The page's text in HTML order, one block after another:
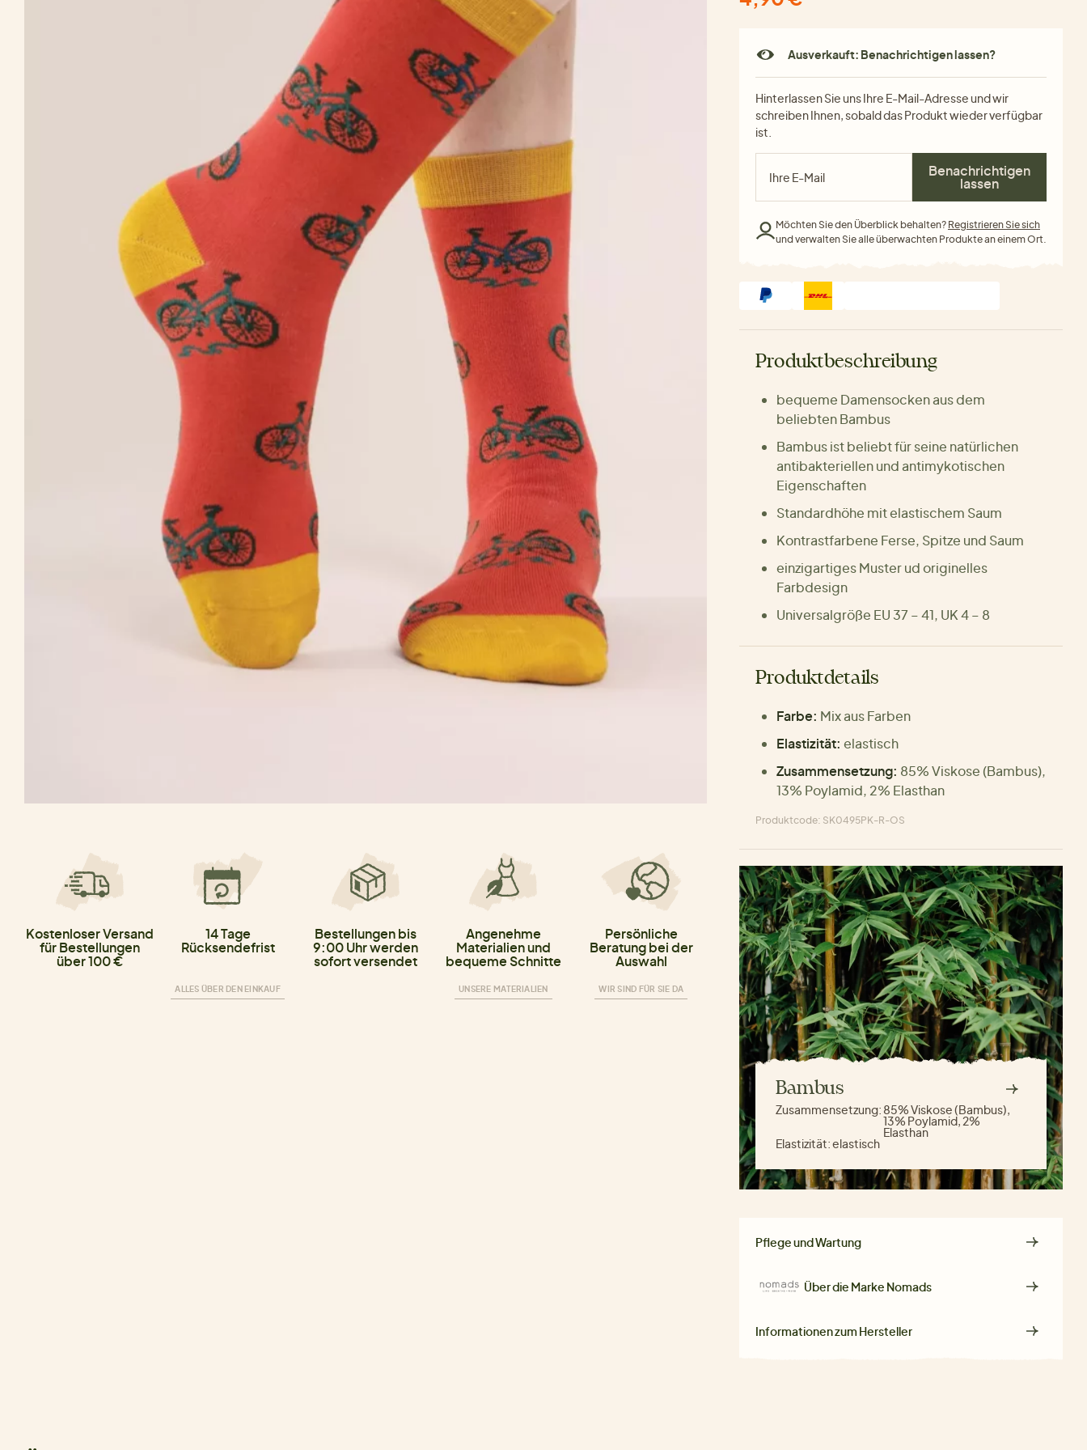
Kostenloser Versand
für Bestellungen
über 100 €
14 Tage
Rücksendefrist
ALLES ÜBER DEN EINKAUF
Bestellungen bis
9:00 Uhr werden
sofort versendet
Angenehme
Materialien und
bequeme Schnitte
UNSERE MATERIALIEN
Persönliche
Beratung bei der
Auswahl
WIR SIND FÜR SIE DA
Ausverkauft: Benachrichtigen lassen?
Hinterlassen Sie uns Ihre E-Mail-Adresse und wir
schreiben Ihnen, sobald das Produkt wieder verfügbar
ist.
Benachrichtigen
lassen
Möchten Sie den Überblick behalten? Registrieren Sie sich
und verwalten Sie alle überwachten Produkte an einem Ort.
Produktbeschreibung
bequeme Damensocken aus dem
beliebten Bambus
Bambus ist beliebt für seine natürlichen
antibakteriellen und antimykotischen
Eigenschaften
Standardhöhe mit elastischem Saum
Kontrastfarbene Ferse, Spitze und Saum
einzigartiges Muster ud originelles
Farbdesign
Universalgröße EU 37 – 41, UK 4 – 8
Produktdetails
Farbe: Mix aus Farben
Elastizität: elastisch
Zusammensetzung: 85% Viskose (Bambus),
13% Poylamid, 2% Elasthan
Produktcode: SK0495PK-R-OS
Bambus
Zusammensetzung: 85% Viskose (Bambus),
13% Poylamid, 2%
Elasthan
Elastizität:elastisch
Pflege und Wartung
Über die Marke Nomads
Informationen zum Hersteller